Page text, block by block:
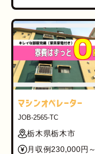
マシンオペレーター
JOB-2565-TC
栃木県栃木市
月収例230,000円～